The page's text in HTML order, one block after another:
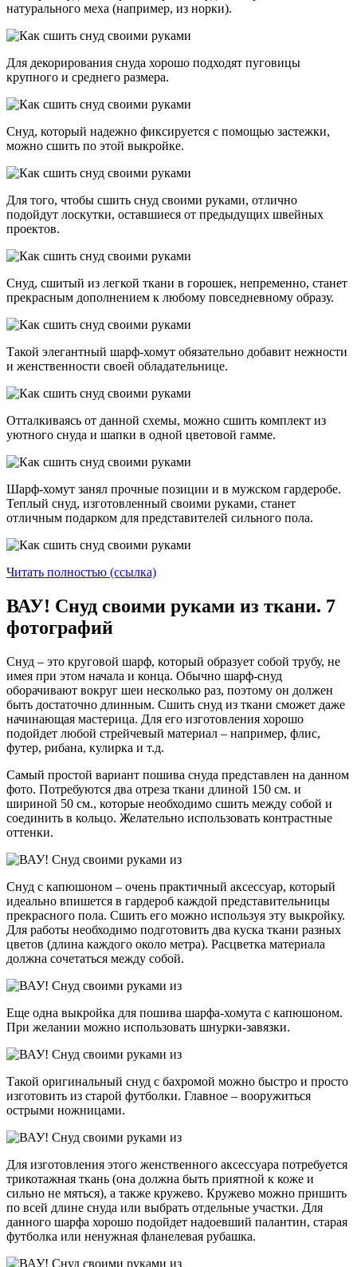
натурального меха (например, из норки).
Для декорирования снуда хорошо подходят пуговицы
крупного и среднего размера.
Снуд, который надежно фиксируется с помощью застежки,
можно сшить по этой выкройке.
Для того, чтобы сшить снуд своими руками, отлично
подойдут лоскутки, оставшиеся от предыдущих швейных
проектов.
Снуд, сшитый из легкой ткани в горошек, непременно, станет
прекрасным дополнением к любому повседневному образу.
Такой элегантный шарф-хомут обязательно добавит нежности
и женственности своей обладательнице.
Отталкиваясь от данной схемы, можно сшить комплект из
уютного снуда и шапки в одной цветовой гамме.
Шарф-хомут занял прочные позиции и в мужском гардеробе.
Теплый снуд, изготовленный своими руками, станет
отличным подарком для представителей сильного пола.
Читать полностью (ссылка)
ВАУ! Снуд своими руками из ткани. 7
фотографий
Снуд – это круговой шарф, который образует собой трубу, не
имея при этом начала и конца. Обычно шарф-снуд
оборачивают вокруг шеи несколько раз, поэтому он должен
быть достаточно длинным. Сшить снуд из ткани сможет даже
начинающая мастерица. Для его изготовления хорошо
подойдет любой стрейчевый материал – например, флис,
футер, рибана, кулирка и т.д.
Самый простой вариант пошива снуда представлен на данном
фото. Потребуются два отреза ткани длиной 150 см. и
шириной 50 см., которые необходимо сшить между собой и
соединить в кольцо. Желательно использовать контрастные
оттенки.
Снуд с капюшоном – очень практичный аксессуар, который
идеально впишется в гардероб каждой представительницы
прекрасного пола. Сшить его можно используя эту выкройку.
Для работы необходимо подготовить два куска ткани разных
цветов (длина каждого около метра). Расцветка материала
должна сочетаться между собой.
Еще одна выкройка для пошива шарфа-хомута с капюшоном.
При желании можно использовать шнурки-завязки.
Такой оригинальный снуд с бахромой можно быстро и просто
изготовить из старой футболки. Главное – вооружиться
острыми ножницами.
Для изготовления этого женственного аксессуара потребуется
трикотажная ткань (она должна быть приятной к коже и
сильно не мяться), а также кружево. Кружево можно пришить
по всей длине снуда или выбрать отдельные участки. Для
данного шарфа хорошо подойдет надоевший палантин, старая
футболка или ненужная фланелевая рубашка.